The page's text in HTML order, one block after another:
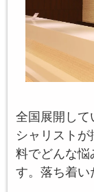
全国展開して
シャリスト
料でどんな悩
す。落ち着い